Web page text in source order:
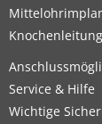
Service & Hilfe
Wichtige